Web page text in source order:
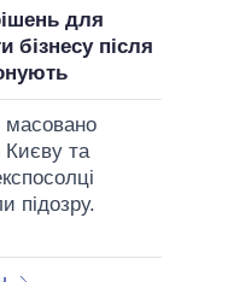
для
бізнесу після
та
підозру.